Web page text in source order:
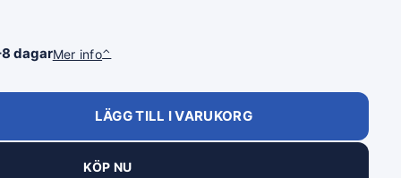
dagarMer info⌃
LÄGG TILL I VARUKORG
KÖP NU